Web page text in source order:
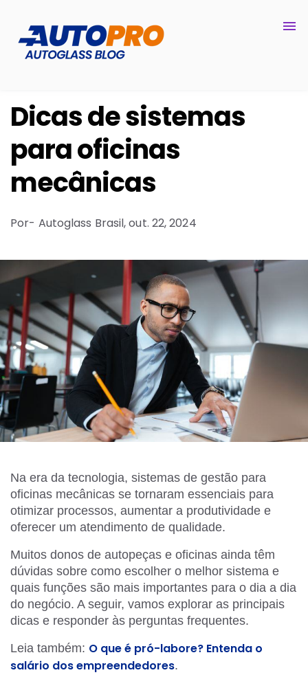
Dicas de sistemas
para oficinas
mecânicas
Por- Autoglass Brasil,out. 22, 2024
Na era da tecnologia, sistemas de gestão para
oficinas mecânicas se tornaram essenciais para
otimizar processos, aumentar a produtividade e
oferecer um atendimento de qualidade.
Muitos donos de autopeças e oficinas ainda têm
dúvidas sobre como escolher o melhor sistema e
quais funções são mais importantes para o dia a dia
do negócio. A seguir, vamos explorar as principais
dicas e responder às perguntas frequentes.
Leia também: O que é pró-labore? Entenda o
salário dos empreendedores.